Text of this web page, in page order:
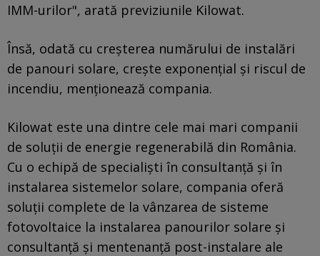
IMM-urilor", arată previziunile Kilowat.
Însă, odată cu creşterea numărului de instalări
de panouri solare, creşte exponenţial şi riscul de
incendiu, menţionează compania.
Kilowat este una dintre cele mai mari companii
de soluţii de energie regenerabilă din România.
Cu o echipă de specialişti în consultanţă şi în
instalarea sistemelor solare, compania oferă
soluţii complete de la vânzarea de sisteme
fotovoltaice la instalarea panourilor solare şi
consultanţă şi mentenanţă post-instalare ale